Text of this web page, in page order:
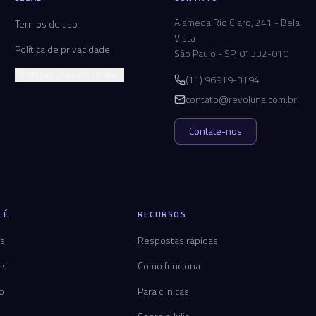
Termos de uso
Política de privacidade
Alameda Rio Claro, 241 - Bela
Vista
São Paulo - SP, 01332-010
(11) 96919-3194
contato@revoluna.com.br
Contate-nos
RECURSOS
Respostas rápidas
Como funciona
Para clínicas